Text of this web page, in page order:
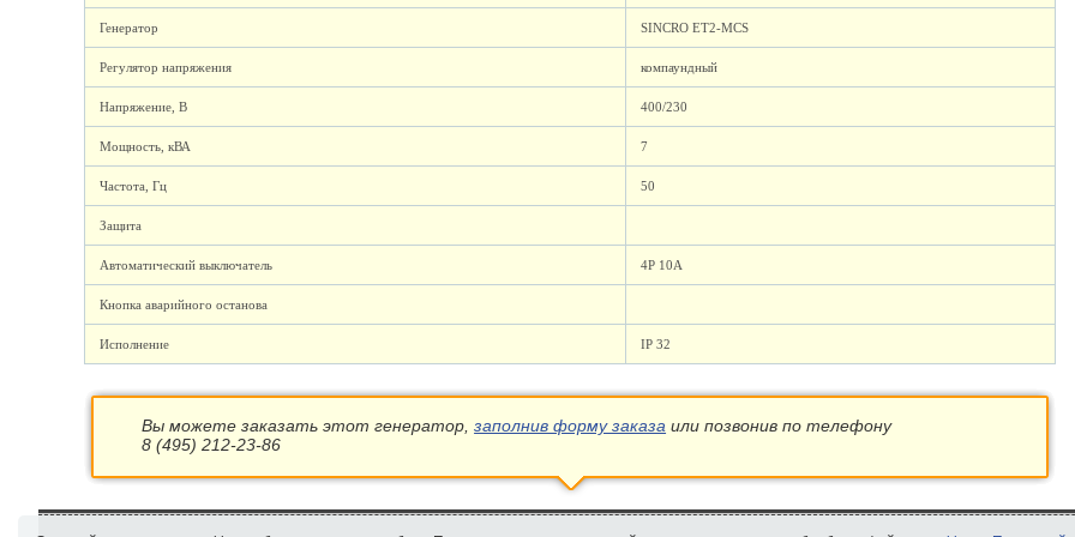
Генератор SINCRO ET2-MCS
Регулятор напряжения компаундный
Напряжение, В 400/230
Мощность, кВА 7
Частота, Гц 50
Защита
Автоматический выключатель 4P 10A
Кнопка аварийного останова
Исполнение IP 32
Вы можете заказать этот генератор,заполнив форму заказа или позвонив по телефону
8 (495) 212-23-86